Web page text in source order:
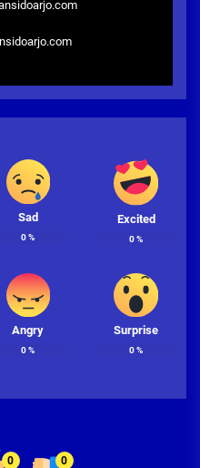
Sad
0%
Excited
0%
Angry
0%
Surprise
0%
0 0